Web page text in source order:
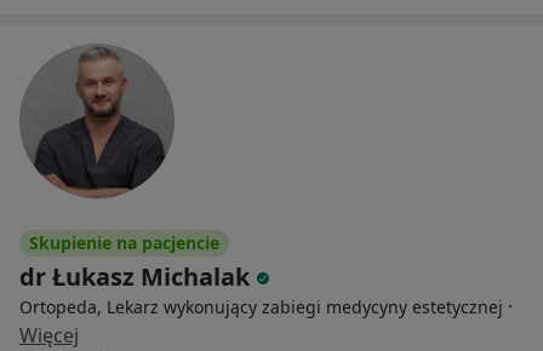
Skupienie na pacjencie
dr Łukasz Michalak
Ortopeda, Lekarz wykonujący zabiegi medycyny estetycznej ·
Więcej